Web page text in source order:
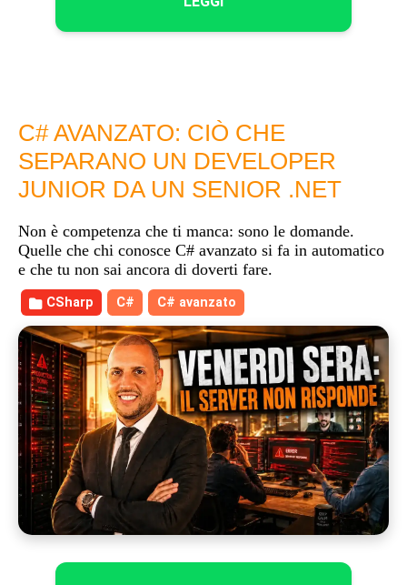
C# AVANZATO: CIÒ CHE
SEPARANO UN DEVELOPER
JUNIOR DA UN SENIOR .NET
Non è competenza che ti manca: sono le domande.
Quelle che chi conosce C# avanzato si fa in automatico
e che tu non sai ancora di doverti fare.
CSharp C# C# avanzato